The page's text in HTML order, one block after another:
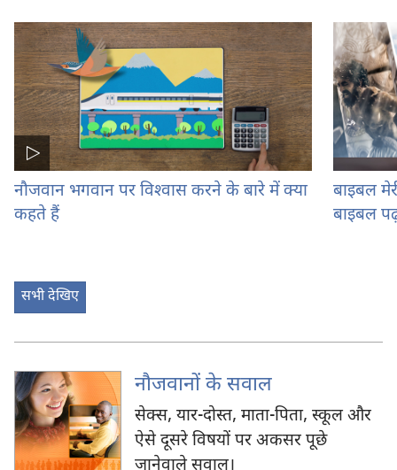
नौजवान भगवान पर विश्‍वास करने के बारे में क्या
कहते हैं
बाइबल
बाइबल
सभी देखिए
नौजवानों के सवाल
सेक्स, यार-दोस्त, माता-पिता, स्कूल और
ऐसे दूसरे विषयों पर अकसर पूछे